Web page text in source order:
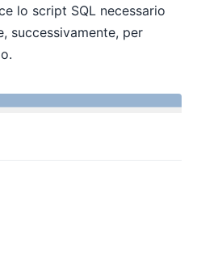
lo script SQL necessario
successivamente, per